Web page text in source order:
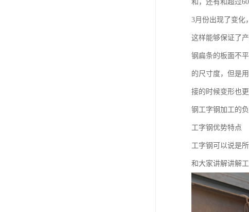
和，还有和超过
3月份出现了变化
这样能够保证了
钢扁条的板面不
的尺寸度，但是
接的时候变形也
钢工字钢加工的
工字钢优势特点
工字钢可以说是
和大家讲解讲解